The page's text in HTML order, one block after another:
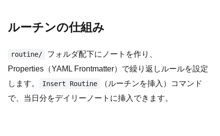
ルーチンの仕組み
routine/
フォルダ配下にノートを作り、
Properties（YAML Frontmatter）で繰り返しルールを設定
します。
Insert Routine
（ルーチンを挿入）コマンド
で、当日分をデイリーノートに挿入できます。